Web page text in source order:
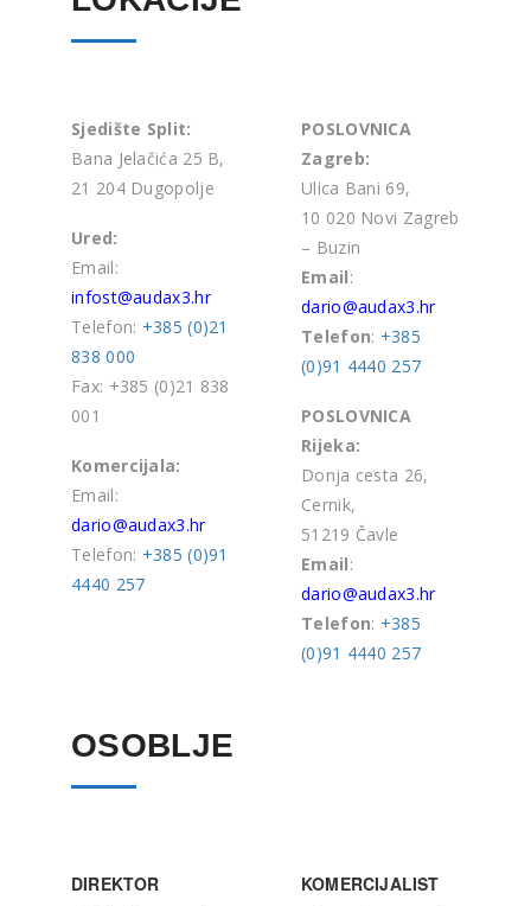
Sjedište Split:
Bana Jelačića 25 B,
21 204 Dugopolje
Ured:
Email:
infost@audax3.hr
Telefon: +385 (0)21
838 000
Fax: +385 (0)21 838
001
Komercijala:
Email:
dario@audax3.hr
Telefon: +385 (0)91
4440 257
POSLOVNICA
Zagreb:
Ulica Bani 69,
10 020 Novi Zagreb
– Buzin
Email:
dario@audax3.hr
Telefon: +385
(0)91 4440 257
POSLOVNICA
Rijeka:
Donja cesta 26,
Cernik,
51219 Čavle
Email:
dario@audax3.hr
Telefon: +385
(0)91 4440 257
OSOBLJE
DIREKTOR
KOMERCIJALIST